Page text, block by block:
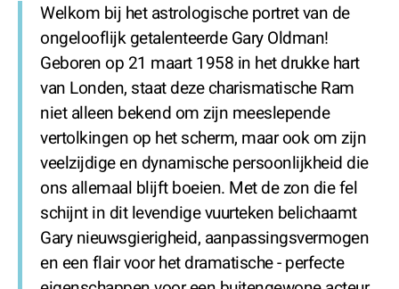
Welkom bij het astrologische portret van de
ongelooflijk getalenteerde Gary Oldman!
Geboren op 21 maart 1958 in het drukke hart
van Londen, staat deze charismatische Ram
niet alleen bekend om zijn meeslepende
vertolkingen op het scherm, maar ook om zijn
veelzijdige en dynamische persoonlijkheid die
ons allemaal blijft boeien. Met de zon die fel
schijnt in dit levendige vuurteken belichaamt
Gary nieuwsgierigheid, aanpassingsvermogen
en een flair voor het dramatische - perfecte